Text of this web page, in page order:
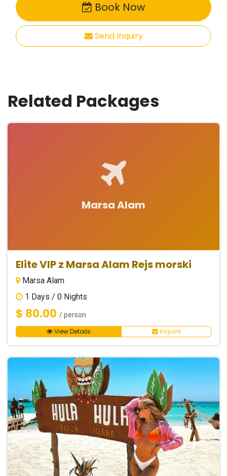
Book Now
Send Inquiry
Related Packages
Marsa Alam
Elite VIP z Marsa Alam Rejs morski
Marsa Alam
1 Days / 0 Nights
$ 80.00 / person
View Details Inquire